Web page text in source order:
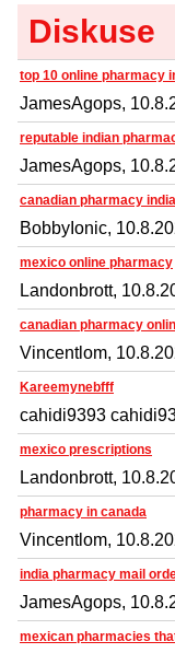
Diskuse
top 10 online pharmacy
JamesAgops,
reputable indian
JamesAgops,
canadian pharmacy india
BobbyIonic,
mexico online pharmacy
Landonbrott,
canadian pharmacy
Vincentlom,
Kareemynebfff
cahidi9393
mexico prescriptions
Landonbrott,
pharmacy in canada
Vincentlom,
india pharmacy mail
JamesAgops,
mexican pharmacies